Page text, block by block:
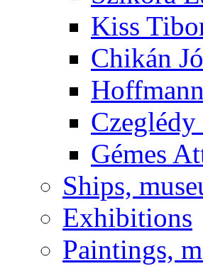
Kiss
Chikán
Gémes
Ships,
Exhibitions
Paintings,